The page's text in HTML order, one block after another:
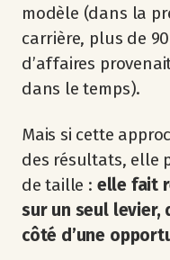
modèle (dans la
carrière, plus de
d’affaires
dans le temps).
Mais si cette
des résultats, elle
de taille : elle fait
sur un seul levier,
côté d’une